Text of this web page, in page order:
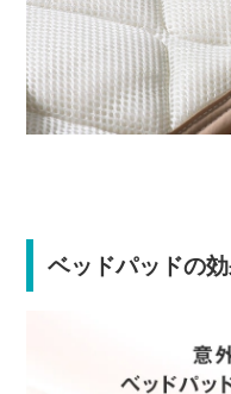
ベッドパッドの